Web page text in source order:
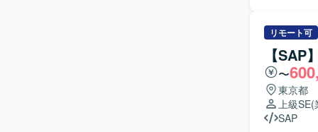
BI、Power
ずれかをご担当いただきます
ち、ユー
性を踏まえ
大規模人事
技術スキ
できるた
が可能です。 【開発環境】 POSITIVE人事給与パッケージを中心とした人事
リモート可
【
〜
東京都
上級SE(
SAP